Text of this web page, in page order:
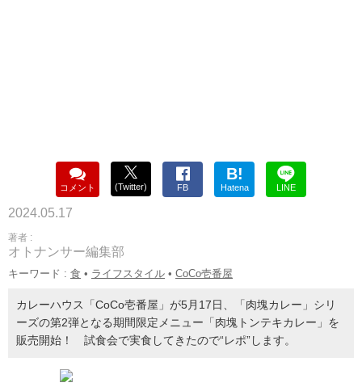
コメント (Twitter) FB
B!
Hatena LINE
2024.05.17
著者 :
オトナンサー編集部
キーワード : 食 • ライフスタイル • CoCo壱番屋
カレーハウス「CoCo壱番屋」が5月17日、「肉塊カレー」シリ
ーズの第2弾となる期間限定メニュー「肉塊トンテキカレー」を
販売開始！ 試食会で実食してきたので“レポ”します。